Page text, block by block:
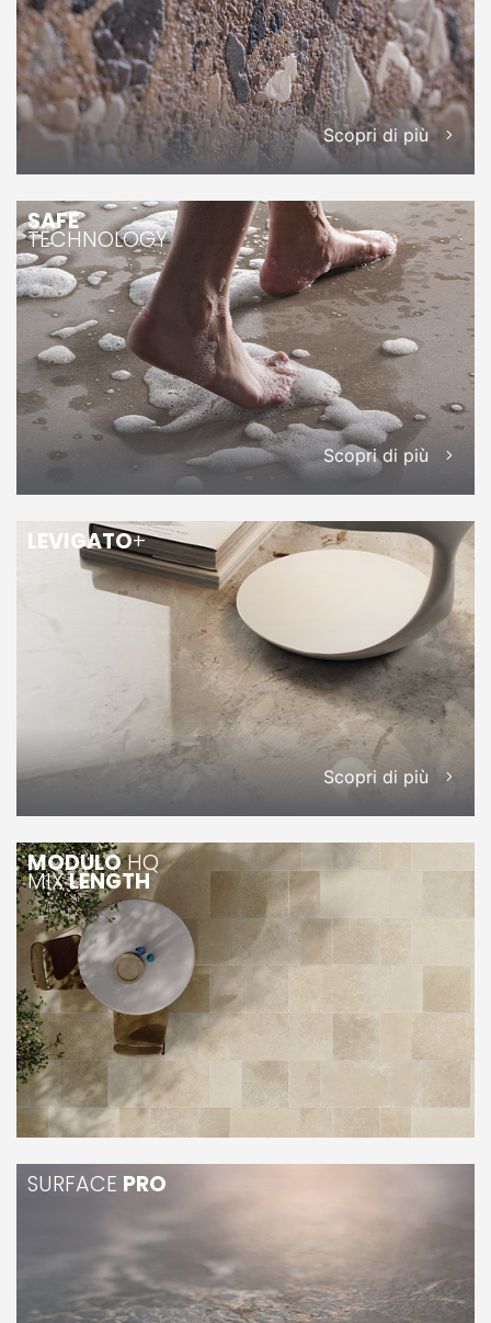
Scopri di più
SAFE
TECHNOLOGY
Scopri di più
LEVIGATO+
Scopri di più
MODULOHQ
MIXLENGTH
SURFACE PRO